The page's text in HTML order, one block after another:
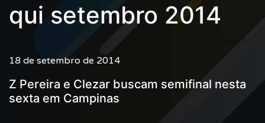
qui setembro 2014
18 de setembro de 2014
Z Pereira e Clezar buscam semifinal nesta
sexta em Campinas